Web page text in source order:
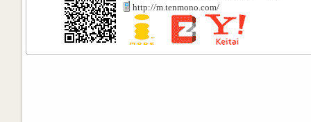
http://m.tenmono.com/